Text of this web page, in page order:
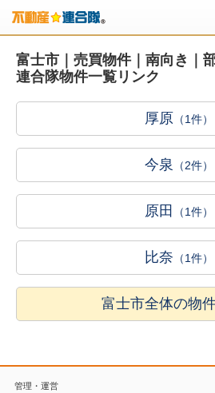
富士市｜売買物件｜南向き｜
連合隊物件一覧リンク
厚原 （1件）
今泉 （2件）
原田 （1件）
比奈 （1件）
富士市全体の物
管理・運営